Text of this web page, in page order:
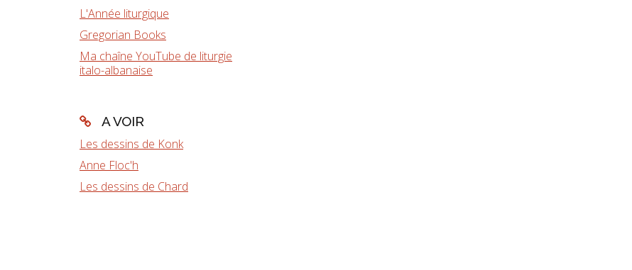
L'Année liturgique
Gregorian Books
Ma chaîne YouTube de liturgie
italo-albanaise
A VOIR
Les dessins de Konk
Anne Floc'h
Les dessins de Chard